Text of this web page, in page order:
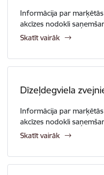
Informācija par
akcīzes nodokli
Skatīt vairāk
Dīzeļdegviela
Informācija par
akcīzes nodokli
Skatīt vairāk